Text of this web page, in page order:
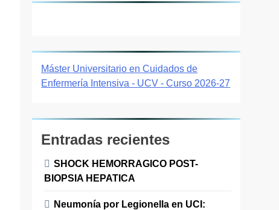
Máster Universitario en Cuidados de
Enfermería Intensiva - UCV - Curso 2026-27
Entradas recientes
SHOCK HEMORRAGICO POST-
BIOPSIA HEPATICA
Neumonía por Legionella en UCI: